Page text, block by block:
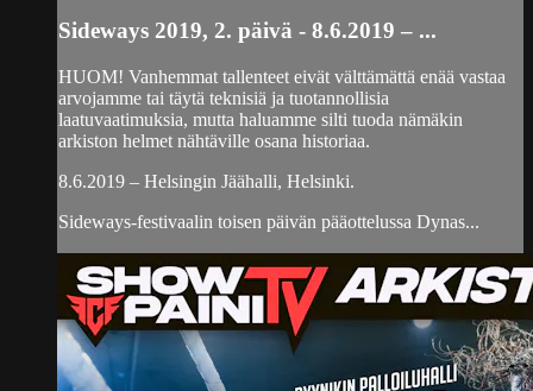
Sideways 2019, 2. päivä - 8.6.2019 – ...
HUOM! Vanhemmat tallenteet eivät välttämättä enää vastaa
arvojamme tai täytä teknisiä ja tuotannollisia
laatuvaatimuksia, mutta haluamme silti tuoda nämäkin
arkiston helmet nähtäville osana historiaa.
8.6.2019 – Helsingin Jäähalli, Helsinki.
Sideways-festivaalin toisen päivän pääottelussa Dynas...